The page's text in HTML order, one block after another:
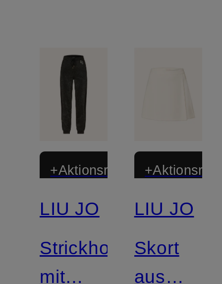
+Aktionsrabatt
Mix &
LIU JO
Strickhose
mit
LIU JO
Skort
aus